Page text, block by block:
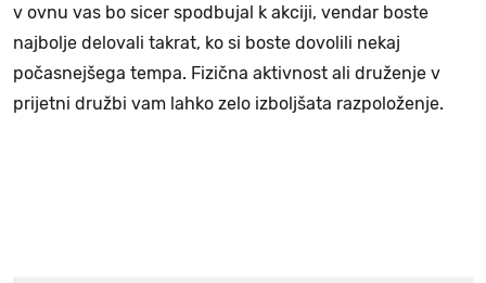
v ovnu vas bo sicer spodbujal k akciji, vendar boste
najbolje delovali takrat, ko si boste dovolili nekaj
počasnejšega tempa. Fizična aktivnost ali druženje v
prijetni družbi vam lahko zelo izboljšata razpoloženje.